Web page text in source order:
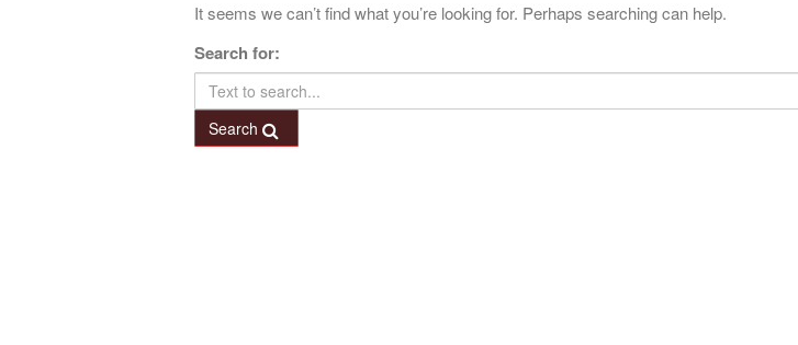
It seems we can’t find what you’re looking for. Perhaps searching can help.
Search for:
Search